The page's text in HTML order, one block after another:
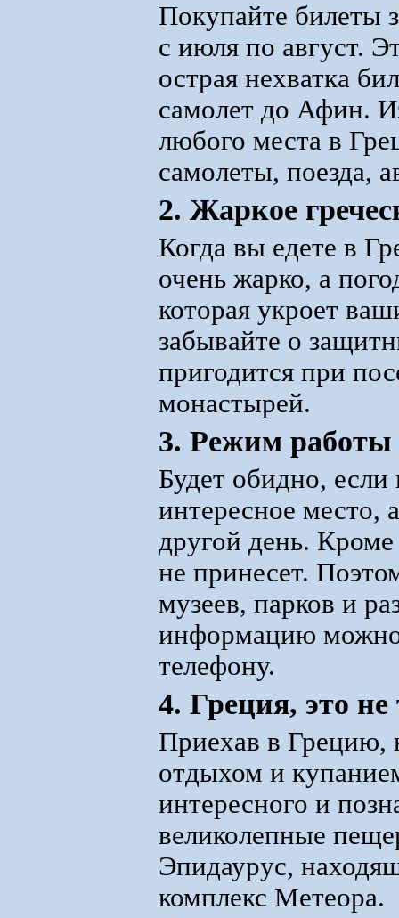
Покупайте билеты
с июля по август.
острая нехватка
самолет до Афин.
любого места в
самолеты, поезда,
2. Жаркое
Когда вы едете в
очень жарко, а
которая укроет
забывайте о
пригодится при
монастырей.
3. Режим работы
Будет обидно, если
интересное место,
другой день. Кроме
не принесет.
музеев, парков и
информацию можно
телефону.
4. Греция, это
Приехав в Грецию,
отдыхом и
интересного и
великолепные
Эпидаурус,
комплекс Метеора.